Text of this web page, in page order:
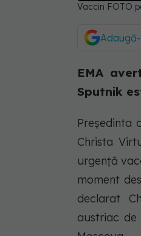
Vaccin FOTO
EMA
Sputnik
Preşedinta
Christa
urgenţă
moment
declarat
austriac